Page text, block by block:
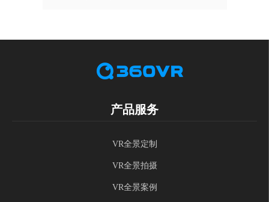
产品服务
VR全景定制
VR全景拍摄
VR全景案例